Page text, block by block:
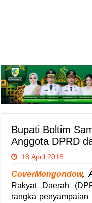
Bupati Boltim
Anggota DPRD
18 April 2018
CoverMongondow,
Rakyat Daerah
rangka